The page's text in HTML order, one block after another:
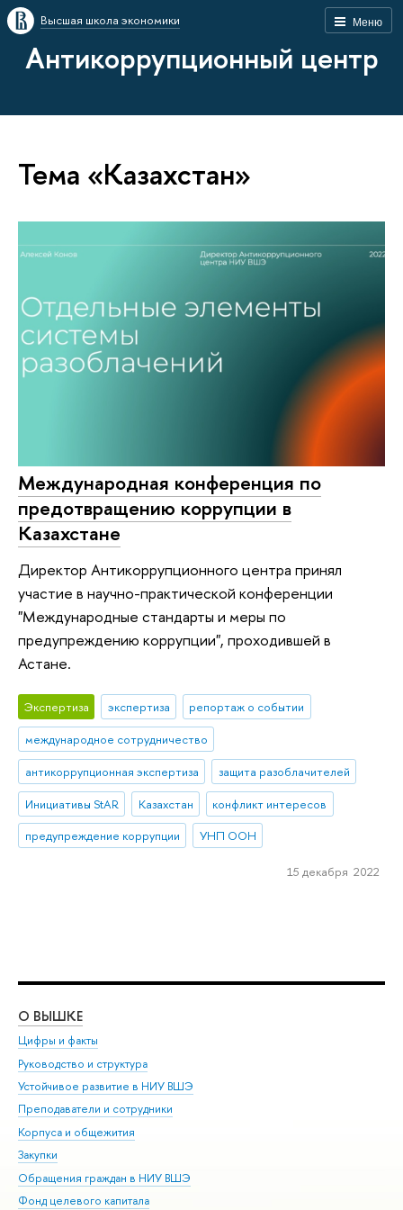
Меню
Высшая школа экономики
Антикоррупционный центр
Тема «Казахстан»
Международная конференция по
предотвращению коррупции в
Казахстане
Директор Антикоррупционного центра принял
участие в научно-практической конференции
"Международные стандарты и меры по
предупреждению коррупции", проходившей в
Астане.
Экспертиза экспертиза
репортаж о событии
международное сотрудничество
антикоррупционная экспертиза
защита разоблачителей
Инициативы StAR
Казахстан
конфликт интересов
предупреждение коррупции
УНП ООН
15 декабря 2022
О ВЫШКЕ
Цифры и факты
Руководство и структура
Устойчивое развитие в НИУ ВШЭ
Преподаватели и сотрудники
Корпуса и общежития
Закупки
Обращения граждан в НИУ ВШЭ
Фонд целевого капитала